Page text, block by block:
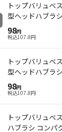
トップバリュベ
型ヘッドハブラ
98円
税込107.8円
トップバリュベ
型ヘッドハブラ
98円
税込107.8円
トップバリュベ
ハブラシ コンパ